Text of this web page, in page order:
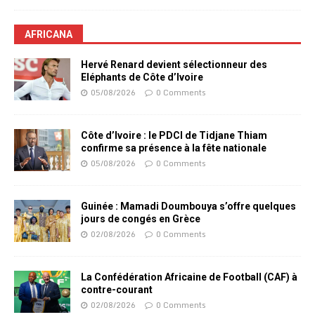
AFRICANA
Hervé Renard devient sélectionneur des
Eléphants de Côte d’Ivoire
05/08/2026 0 Comments
Côte d’Ivoire : le PDCI de Tidjane Thiam
confirme sa présence à la fête nationale
05/08/2026 0 Comments
Guinée : Mamadi Doumbouya s’offre quelques
jours de congés en Grèce
02/08/2026 0 Comments
La Confédération Africaine de Football (CAF) à
contre-courant
02/08/2026 0 Comments